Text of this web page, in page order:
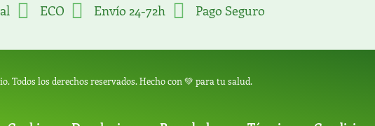
ECO Envío 24-72h Pago Seguro
Todos los derechos reservados. Hecho con 💚 para tu salud.